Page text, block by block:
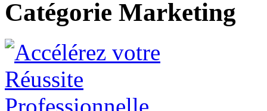
Catégorie Marketing